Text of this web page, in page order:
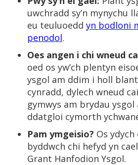
uwchradd sy’n mynychu
eu teuluoedd yn bodloni
penodol.
Oes angen i chi wneud
oed os yw’ch plentyn
ysgol am ddim i holl
cynradd, dylech wneud
gymwys am brydau
ddatgloi cymorth
Pam ymgeisio? Os ydych
byddwch chi hefyd yn
Grant Hanfodion Ysgol.